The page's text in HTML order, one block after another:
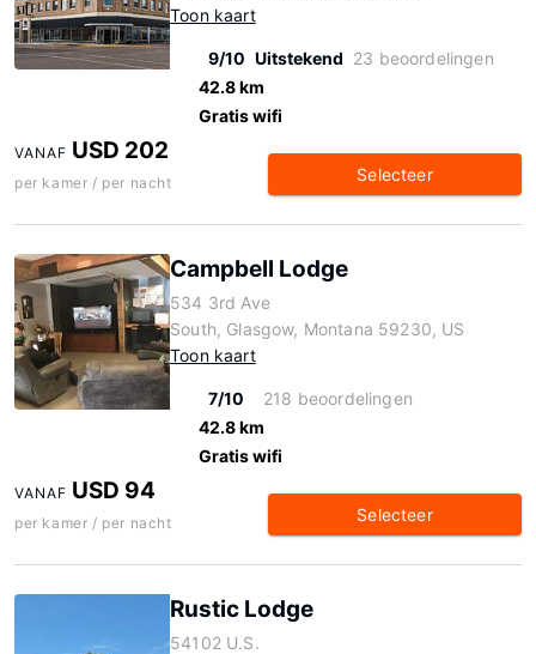
Toon kaart
9/10 Uitstekend 23 beoordelingen
42.8 km
Gratis wifi
VANAF USD 202
per kamer / per nacht Selecteer
Campbell Lodge
534 3rd Ave
South, Glasgow, Montana 59230, US
Toon kaart
7/10
218 beoordelingen
42.8 km
Gratis wifi
VANAF USD 94
per kamer / per nacht Selecteer
Rustic Lodge
54102 U.S.